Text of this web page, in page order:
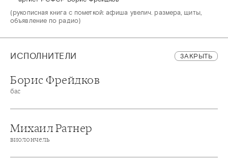
(рукописная книга с пометкой: афиша увелич. размера, щиты,
объявление по радио)
ИСПОЛНИТЕЛИ ЗАКРЫТЬ
Борис Фрейдков
бас
Михаил Ратнер
виолончель